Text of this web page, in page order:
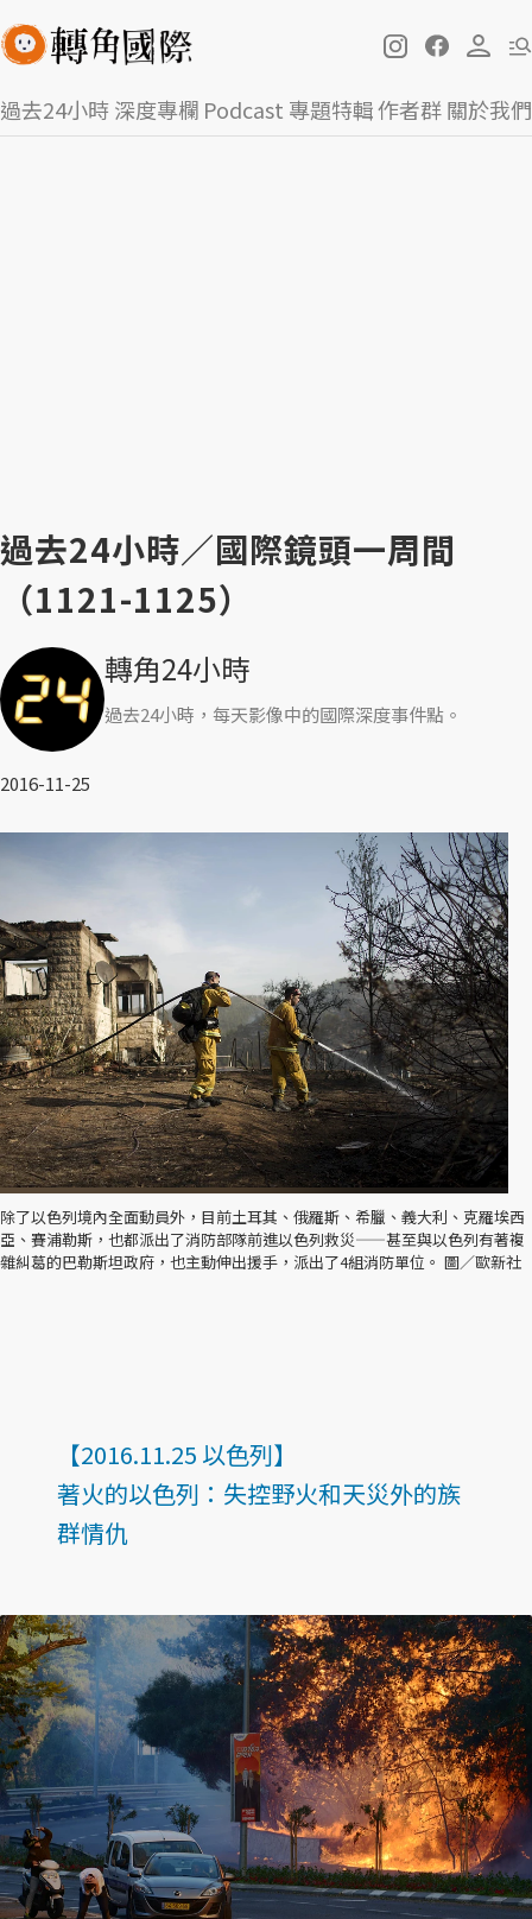
過去24小時深度專欄 Podcast 專題特輯作者群關於我們
過去24小時／國際鏡頭一周間
（1121-1125）
轉角24小時
過去24小時，每天影像中的國際深度事件點。
2016-11-25
除了以色列境內全面動員外，目前土耳其、俄羅斯、希臘、義大利、克羅埃西
亞、賽浦勒斯，也都派出了消防部隊前進以色列救災——甚至與以色列有著複
雜糾葛的巴勒斯坦政府，也主動伸出援手，派出了4組消防單位。 圖／歐新社
【2016.11.25 以色列】
著火的以色列：失控野火和天災外的族
群情仇